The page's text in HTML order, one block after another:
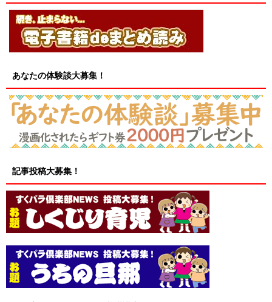
あなたの体験談大募集！
記事投稿大募集！